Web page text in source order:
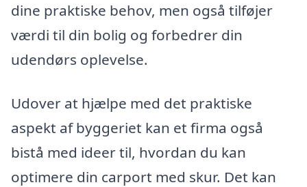
dine praktiske behov, men også tilføjer
værdi til din bolig og forbedrer din
udendørs oplevelse.
Udover at hjælpe med det praktiske
aspekt af byggeriet kan et firma også
bistå med ideer til, hvordan du kan
optimere din carport med skur. Det kan